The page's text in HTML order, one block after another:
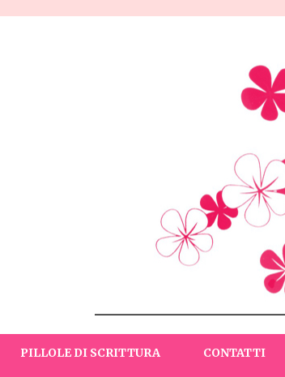
PILLOLE DI SCRITTURA CONTATTI